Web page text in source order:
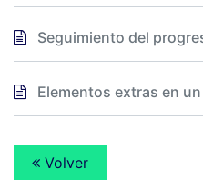
Seguimiento del
Elementos extras en
Volver